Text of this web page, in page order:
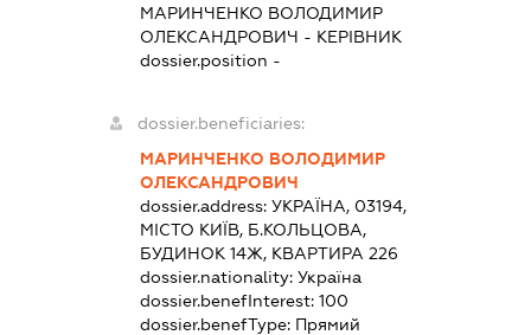
МАРИНЧЕНКО ВОЛОДИМИР
ОЛЕКСАНДРОВИЧ - КЕРІВНИК
dossier.position -
dossier.beneficiaries:
МАРИНЧЕНКО ВОЛОДИМИР
ОЛЕКСАНДРОВИЧ
dossier.address: УКРАЇНА, 03194,
МІСТО КИЇВ, Б.КОЛЬЦОВА,
БУДИНОК 14Ж, КВАРТИРА 226
dossier.nationality: Україна
dossier.benefInterest: 100
dossier.benefType: Прямий